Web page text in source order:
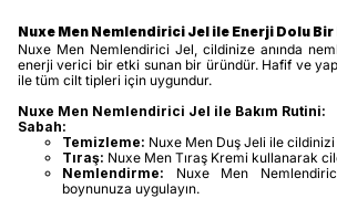
Nuxe Men Nemlendirici Jel ile Enerji Dolu Bir
Nuxe Men Nemlendirici Jel, cildinize anında
enerji verici bir etki sunan bir üründür. Hafif ve
ile tüm cilt tipleri için uygundur.
Nuxe Men Nemlendirici Jel ile Bakım Rutini:
Sabah:
Temizleme: Nuxe Men Duş Jeli ile
Tıraş: Nuxe Men Tıraş Kremi kullanarak
Nemlendirme: Nuxe Men
boynunuza uygulayın.